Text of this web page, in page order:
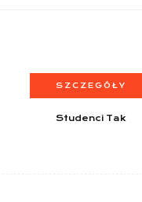
SZCZEGÓŁY
Studenci Tak